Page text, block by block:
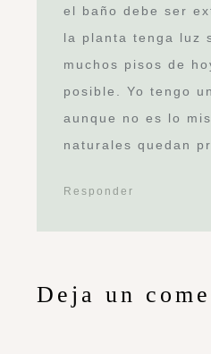
el baño debe ser
la planta tenga luz
muchos pisos de
posible. Yo tengo
aunque no es lo
naturales quedan
Responder
Deja un